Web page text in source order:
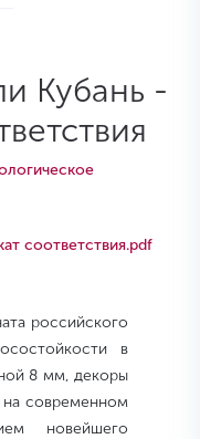
Кубань -
соответствия.pdf
российского
в
8 мм, декоры
на современном
новейшего